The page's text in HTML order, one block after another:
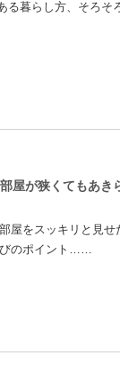
る暮らし方、そろそ
屋が狭くてもあき
屋をスッキリと見せ
のポイント……